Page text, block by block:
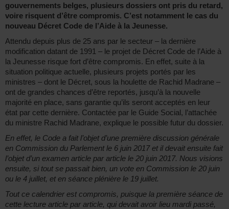
gouvernements belges, plusieurs dossiers ont pris du retard,
voire risquent d’être compromis. C’est notamment le cas du
nouveau Décret Code de l’Aide à la Jeunesse.
Attendu depuis plus de 25 ans par le secteur – la dernière
modification datant de 1991 – le projet de Décret Code de l’Aide à
la Jeunesse risque fort d’être compromis. En effet, suite à la
situation politique actuelle, plusieurs projets portés par les
ministres – dont le Décret, sous la houlette de Rachid Madrane –
ont de grandes chances d’être reportés, jusqu’à la nouvelle
majorité en place, sans garantie qu’ils seront acceptés en leur
état par cette dernière. Contactée par le Guide Social, l’attachée
du ministre Rachid Madrane, explique le possible futur du dossier.
En effet, le Code a fait l’objet d’une première discussion générale
en Commission du Parlement le 6 juin 2017 et il devait ensuite fait
l’objet d’un examen article par article le 20 juin 2017. Nous visions
ensuite, si tout se passait bien, un vote en Commission le 20 juin
ou le 4 juillet, et en séance plénière le 19 juillet.
Tout ce calendrier est compromis, puisque la première séance de
cette lecture article par article, qui devait avoir lieu mardi passé,